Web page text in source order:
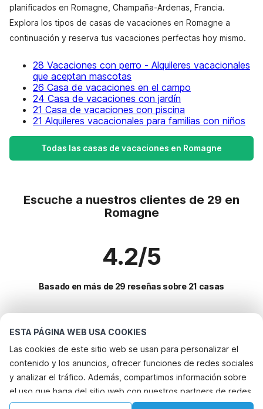
ESTA PÁGINA WEB USA COOKIES
Las cookies de este sitio web se usan para personalizar el
contenido y los anuncios, ofrecer funciones de redes sociales
y analizar el tráfico. Además, compartimos información sobre
el uso que haga del sitio web con nuestros partners de redes
sociales, publicidad y análisis web, quienes pueden
planificados en Romagne, Champaña-Ardenas, Francia.
Explora los tipos de casas de vacaciones en Romagne a
continuación y reserva tus vacaciones perfectas hoy mismo.
28 Vacaciones con perro - Alquileres vacacionales
que aceptan mascotas
26 Casa de vacaciones en el campo
24 Casa de vacaciones con jardín
21 Casa de vacaciones con piscina
21 Alquileres vacacionales para familias con niños
Todas las casas de vacaciones en Romagne
Escuche a nuestros clientes de 29 en
Romagne
4.2/5
Basado en más de 29 reseñas sobre 21 casas
Destinos más populares para vacaciones
Ciudades con los mejores servicios para vacaciones
Casa de vacaciones con barbacoa les-hautes-rivieres
Casa de vacaciones con barbacoa tournavaux
Servicios populares para vacaciones en Romagne
Ciudades populares para vacaciones en Champana-